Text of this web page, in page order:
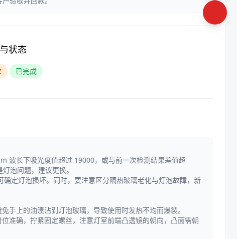
状态
已完成
波长下吸光度值超过 19000，或与前一次检测结果差值超
泡问题，建议更换。
定灯泡损坏。同时，要注意区分隔热玻璃老化与灯泡故障，新
手上的油渍沾到灯泡玻璃，导致使用时发热不均而爆裂。
准确，拧紧固定螺丝，注意灯室前端凸透镜的朝向，凸面需朝